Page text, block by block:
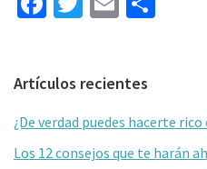
o
o
k
er l
ar
tir
Barra
lateral
primaria
Artículos recientes
¿De verdad puedes hacerte
Los 12 consejos que te harán